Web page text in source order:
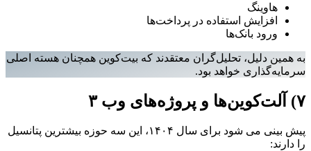
هاوینگ
افزایش استفاده‌ در پرداخت‌ها
ورود بانک‌ها
به همین دلیل، تحلیل‌گران معتقدند که بیت‌کوین همچنان هسته اصلی
سرمایه‌گذاری خواهد بود.
۷) آلت‌کوین‌ها و پروژه‌های وب ۳
پیش بینی می شود برای سال ۱۴۰۴، این سه حوزه بیشترین پتانسیل
را دارند: